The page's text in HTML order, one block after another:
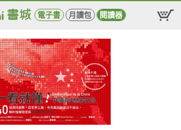
電子書 月讀包 閱讀器